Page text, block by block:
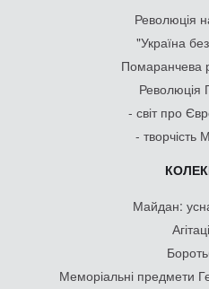
Революція
"Україна
Помаранчева
Революція
- світ про
- творчість
Майдан:
Меморіальні предмети